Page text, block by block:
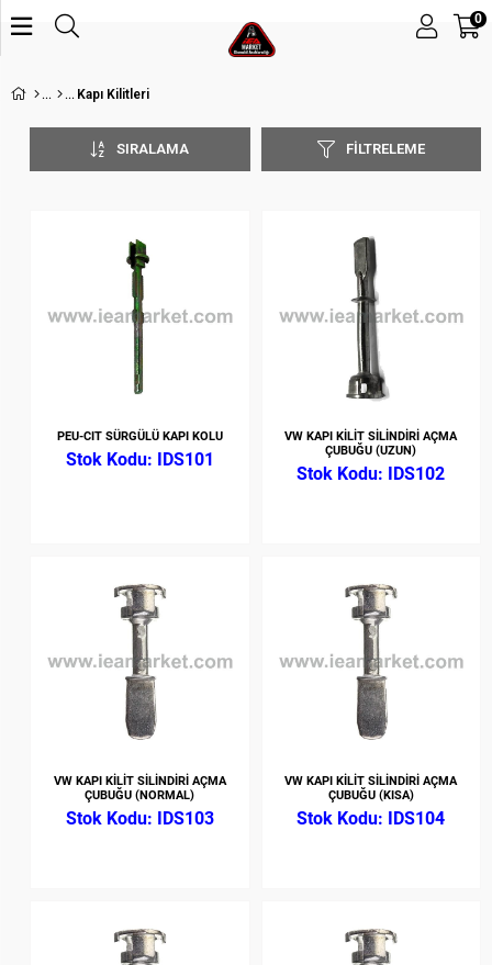
0
Kapı Kilitleri
FILTRELEME
SIRALAMA
PEU-CIT SÜRGÜLÜ KAPI KOLU
IDS101
VW KAPI KİLİT SİLİNDİRİ AÇMA
ÇUBUĞU (UZUN)
IDS102
VW KAPI KİLİT SİLİNDİRİ AÇMA
ÇUBUĞU (NORMAL)
IDS103
VW KAPI KİLİT SİLİNDİRİ AÇMA
ÇUBUĞU (KISA)
IDS104